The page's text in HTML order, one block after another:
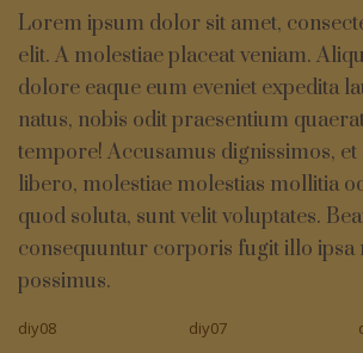
Lorem ipsum dolor sit amet,
elit. A molestiae placeat veniam.
dolore eaque eum eveniet expedita
natus, nobis odit praesentium
tempore! Accusamus dignissimos,
libero, molestiae molestias mollitia
quod soluta, sunt velit voluptates.
consequuntur corporis fugit illo ipsa
possimus.
diy08 diy07